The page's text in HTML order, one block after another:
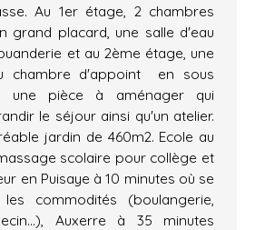
Au 1er étage, 2 chambres
grand placard, une salle d'eau
et au 2ème étage, une
chambre d'appoint en sous
une pièce à aménager qui
le séjour ainsi qu'un atelier.
jardin de 460m2. Ecole au
scolaire pour collège et
en Puisaye à 10 minutes où se
commodités (boulangerie,
Auxerre à 35 minutes